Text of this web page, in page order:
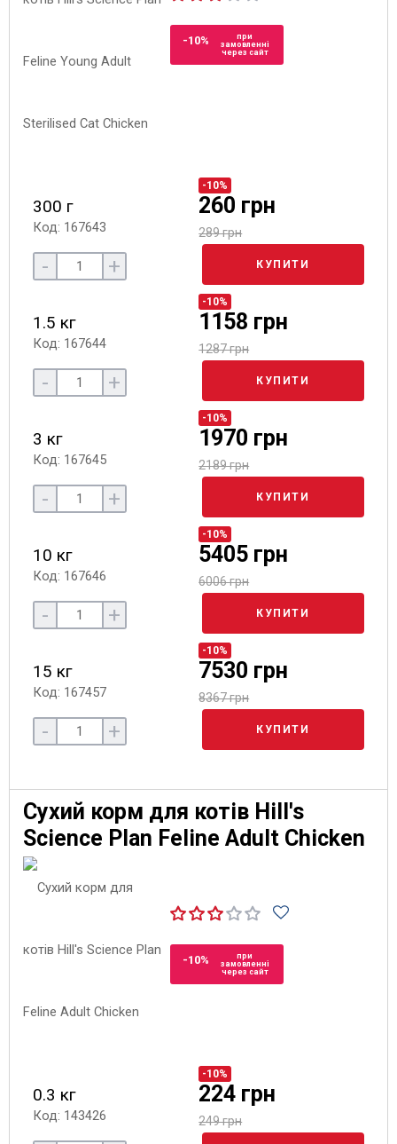
-10%
при
замовленні
через сайт
300 г
Код: 167643
-10%
260 грн
289 грн
- + КУПИТИ
1.5 кг
Код: 167644
-10%
1158 грн
1287 грн
- + КУПИТИ
3 кг
Код: 167645
-10%
1970 грн
2189 грн
- + КУПИТИ
10 кг
Код: 167646
-10%
5405 грн
6006 грн
- + КУПИТИ
15 кг
Код: 167457
-10%
7530 грн
8367 грн
- + КУПИТИ
Сухий корм для котів Hill's
Science Plan Feline Adult Chicken
-10%
при
замовленні
через сайт
0.3 кг
Код: 143426
-10%
224 грн
249 грн